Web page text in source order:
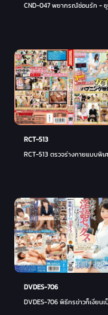
CND-047 พยากรณ์ซ่อนรัก - ยู
RCT-513
RCT-513 ตรวจร่างกายแบบพิเ
DVDES-706
DVDES-706 พิธีกรข่าวก็เงี่ยนเ